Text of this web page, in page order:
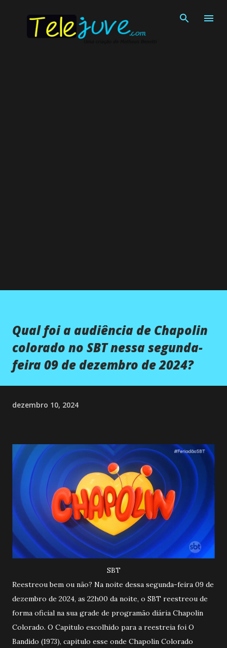
Qual foi a audiência de Chapolin
colorado no SBT nessa segunda-
feira 09 de dezembro de 2024?
dezembro 10, 2024
SBT
Reestreou bem ou não? Na noite dessa segunda-feira 09 de
dezembro de 2024, as 22h00 da noite, o SBT reestreou de
forma oficial na sua grade de programão diária Chapolin
Colorado. O Capitulo escolhido para a reestreia foi O
Bandido (1973), capitulo esse onde Chapolin Colorado